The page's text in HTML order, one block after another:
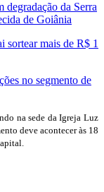
da Serra
de Goiânia
sortear mais de R$ 1
no segmento de
na sede da Igreja Luz
deve acontecer às 18